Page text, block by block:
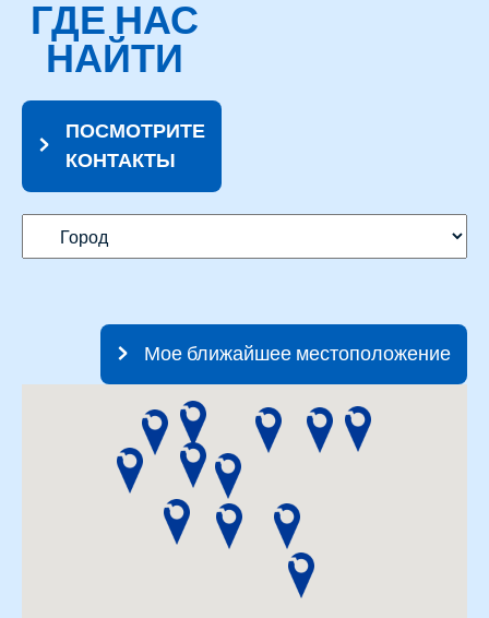
ГДЕ НАС
НАЙТИ
ПОСМОТРИТЕ
КОНТАКТЫ
Мое ближайшее местоположение